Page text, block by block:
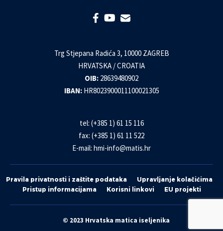
Trg Stjepana Radića 3, 10000 ZAGREB
HRVATSKA / CROATIA
OIB: 28639480902
IBAN: HR8023900011100021305
tel: (+385 1) 61 15 116
fax: (+385 1) 61 11 522
E-mail: hmi-info@matis.hr
Pravila privatnosti i zaštite podataka
Upravljanje kolačićima
Pristup informacijama
Korisni linkovi EU projekti
© 2023 Hrvatska matica iseljenika